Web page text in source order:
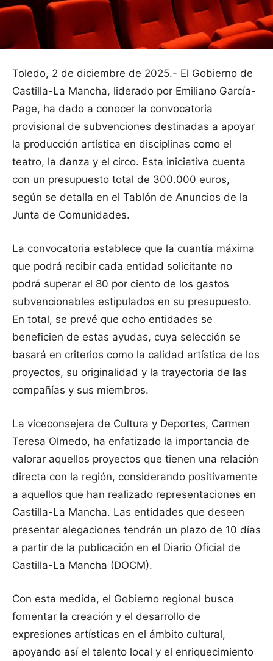
Toledo, 2 de diciembre de 2025.- El Gobierno de
Castilla-La Mancha, liderado por Emiliano García-
Page, ha dado a conocer la convocatoria
provisional de subvenciones destinadas a apoyar
la producción artística en disciplinas como el
teatro, la danza y el circo. Esta iniciativa cuenta
con un presupuesto total de 300.000 euros,
según se detalla en el Tablón de Anuncios de la
Junta de Comunidades.
La convocatoria establece que la cuantía máxima
que podrá recibir cada entidad solicitante no
podrá superar el 80 por ciento de los gastos
subvencionables estipulados en su presupuesto.
En total, se prevé que ocho entidades se
beneficien de estas ayudas, cuya selección se
basará en criterios como la calidad artística de los
proyectos, su originalidad y la trayectoria de las
compañías y sus miembros.
La viceconsejera de Cultura y Deportes, Carmen
Teresa Olmedo, ha enfatizado la importancia de
valorar aquellos proyectos que tienen una relación
directa con la región, considerando positivamente
a aquellos que han realizado representaciones en
Castilla-La Mancha. Las entidades que deseen
presentar alegaciones tendrán un plazo de 10 días
a partir de la publicación en el Diario Oficial de
Castilla-La Mancha (DOCM).
Con esta medida, el Gobierno regional busca
fomentar la creación y el desarrollo de
expresiones artísticas en el ámbito cultural,
apoyando así el talento local y el enriquecimiento